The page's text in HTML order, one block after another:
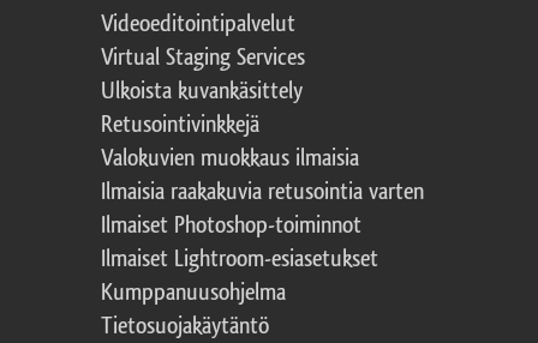
Videoeditointipalvelut
Virtual Staging Services
Ulkoista kuvankäsittely
Retusointivinkkejä
Valokuvien muokkaus ilmaisia
Ilmaisia raakakuvia retusointia varten
Ilmaiset Photoshop-toiminnot
Ilmaiset Lightroom-esiasetukset
Kumppanuusohjelma
Tietosuojakäytäntö